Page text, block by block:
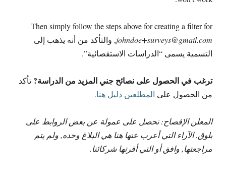
Then simply follow the steps above for creating a filter for
johndoe+surveys@gmail.com, والتأكد من أنه يذهب إلى
التسمية يسمى “الدراسات الاستقصائية”.
ترغب في الحصول على نصائح جني المزيد من الدراسة? تأكد
من الحصول على المطلعين دليل هنا.
المعلن الإفصاح: نحصل على عمولة عن بعض الروابط على
بلوق. الآراء التي أعرب عنها هنا هي البلاغ وحده, ولم يتم
مراجعتها, وافق أو التي أقرتها شركائنا.